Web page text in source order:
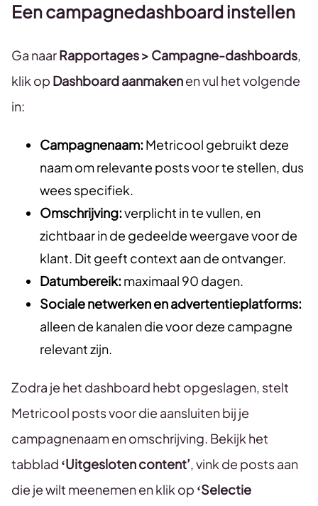
Een campagnedashboard instellen
Ga naarRapportages > Campagne-dashboards,
klik op Dashboard aanmakenen vul het volgende
in:
Campagnenaam: Metricool gebruikt deze
naam om relevante posts voor te stellen, dus
wees specifiek.
Omschrijving:verplicht in te vullen, en
zichtbaar in de gedeelde weergave voor de
klant. Dit geeft context aan de ontvanger.
Datumbereik: maximaal 90 dagen.
Sociale netwerken en advertentieplatforms:
alleen de kanalen die voor deze campagne
relevant zijn.
Zodra je het dashboard hebt opgeslagen, stelt
Metricool posts voor die aansluiten bij je
campagnenaam en omschrijving. Bekijk het
tabblad ‘Uitgesloten content’, vink de posts aan
die je wilt meenemen en klik op ‘Selectie